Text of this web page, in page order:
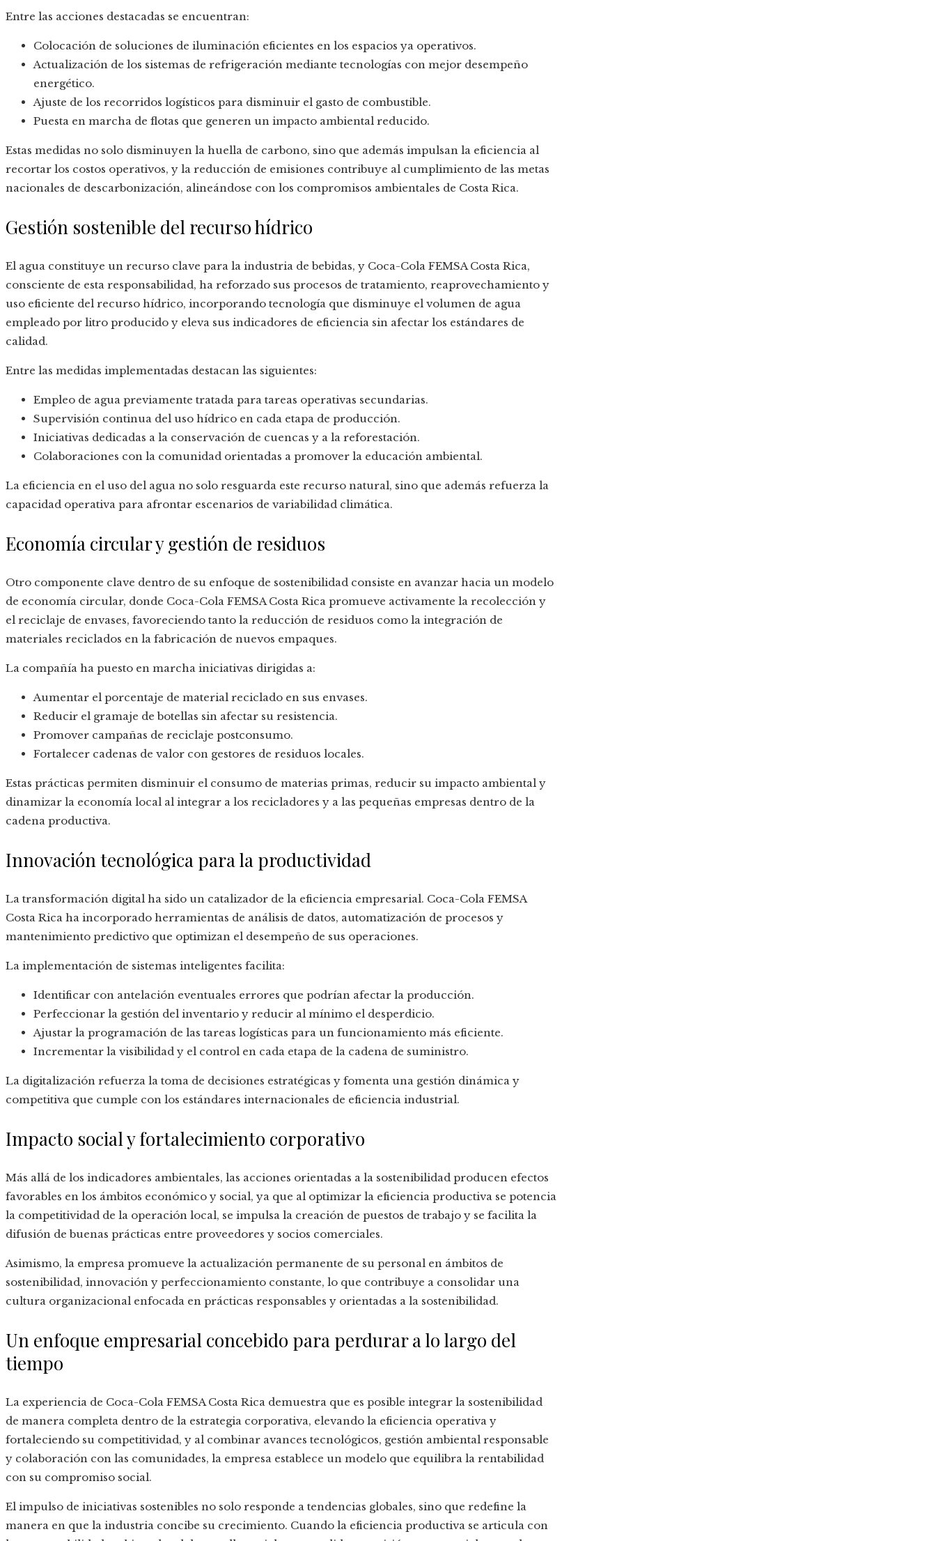
Entre las acciones destacadas se encuentran:
Colocación de soluciones de iluminación eficientes en los espacios ya operativos.
Actualización de los sistemas de refrigeración mediante tecnologías con mejor desempeño
energético.
Ajuste de los recorridos logísticos para disminuir el gasto de combustible.
Puesta en marcha de flotas que generen un impacto ambiental reducido.
Estas medidas no solo disminuyen la huella de carbono, sino que además impulsan la eficiencia al
recortar los costos operativos, y la reducción de emisiones contribuye al cumplimiento de las metas
nacionales de descarbonización, alineándose con los compromisos ambientales de Costa Rica.
Gestión sostenible del recurso hídrico
El agua constituye un recurso clave para la industria de bebidas, y Coca-Cola FEMSA Costa Rica,
consciente de esta responsabilidad, ha reforzado sus procesos de tratamiento, reaprovechamiento y
uso eficiente del recurso hídrico, incorporando tecnología que disminuye el volumen de agua
empleado por litro producido y eleva sus indicadores de eficiencia sin afectar los estándares de
calidad.
Entre las medidas implementadas destacan las siguientes:
Empleo de agua previamente tratada para tareas operativas secundarias.
Supervisión continua del uso hídrico en cada etapa de producción.
Iniciativas dedicadas a la conservación de cuencas y a la reforestación.
Colaboraciones con la comunidad orientadas a promover la educación ambiental.
La eficiencia en el uso del agua no solo resguarda este recurso natural, sino que además refuerza la
capacidad operativa para afrontar escenarios de variabilidad climática.
Economía circular y gestión de residuos
Otro componente clave dentro de su enfoque de sostenibilidad consiste en avanzar hacia un modelo
de economía circular, donde Coca-Cola FEMSA Costa Rica promueve activamente la recolección y
el reciclaje de envases, favoreciendo tanto la reducción de residuos como la integración de
materiales reciclados en la fabricación de nuevos empaques.
La compañía ha puesto en marcha iniciativas dirigidas a:
Aumentar el porcentaje de material reciclado en sus envases.
Reducir el gramaje de botellas sin afectar su resistencia.
Promover campañas de reciclaje postconsumo.
Fortalecer cadenas de valor con gestores de residuos locales.
Estas prácticas permiten disminuir el consumo de materias primas, reducir su impacto ambiental y
dinamizar la economía local al integrar a los recicladores y a las pequeñas empresas dentro de la
cadena productiva.
Innovación tecnológica para la productividad
La transformación digital ha sido un catalizador de la eficiencia empresarial. Coca-Cola FEMSA
Costa Rica ha incorporado herramientas de análisis de datos, automatización de procesos y
mantenimiento predictivo que optimizan el desempeño de sus operaciones.
La implementación de sistemas inteligentes facilita:
Identificar con antelación eventuales errores que podrían afectar la producción.
Perfeccionar la gestión del inventario y reducir al mínimo el desperdicio.
Ajustar la programación de las tareas logísticas para un funcionamiento más eficiente.
Incrementar la visibilidad y el control en cada etapa de la cadena de suministro.
La digitalización refuerza la toma de decisiones estratégicas y fomenta una gestión dinámica y
competitiva que cumple con los estándares internacionales de eficiencia industrial.
Impacto social y fortalecimiento corporativo
Más allá de los indicadores ambientales, las acciones orientadas a la sostenibilidad producen efectos
favorables en los ámbitos económico y social, ya que al optimizar la eficiencia productiva se potencia
la competitividad de la operación local, se impulsa la creación de puestos de trabajo y se facilita la
difusión de buenas prácticas entre proveedores y socios comerciales.
Asimismo, la empresa promueve la actualización permanente de su personal en ámbitos de
sostenibilidad, innovación y perfeccionamiento constante, lo que contribuye a consolidar una
cultura organizacional enfocada en prácticas responsables y orientadas a la sostenibilidad.
Un enfoque empresarial concebido para perdurar a lo largo del
tiempo
La experiencia de Coca-Cola FEMSA Costa Rica demuestra que es posible integrar la sostenibilidad
de manera completa dentro de la estrategia corporativa, elevando la eficiencia operativa y
fortaleciendo su competitividad, y al combinar avances tecnológicos, gestión ambiental responsable
y colaboración con las comunidades, la empresa establece un modelo que equilibra la rentabilidad
con su compromiso social.
El impulso de iniciativas sostenibles no solo responde a tendencias globales, sino que redefine la
manera en que la industria concibe su crecimiento. Cuando la eficiencia productiva se articula con